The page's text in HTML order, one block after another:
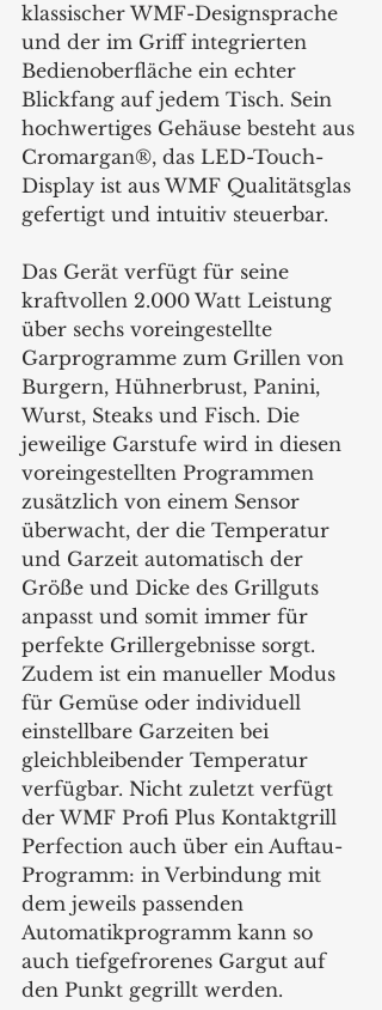
klassischer WMF-Designsprache
und der im Griff integrierten
Bedienoberfläche ein echter
Blickfang auf jedem Tisch. Sein
hochwertiges Gehäuse besteht aus
Cromargan®, das LED-Touch-
Display ist aus WMF Qualitätsglas
gefertigt und intuitiv steuerbar.
Das Gerät verfügt für seine
kraftvollen 2.000 Watt Leistung
über sechs voreingestellte
Garprogramme zum Grillen von
Burgern, Hühnerbrust, Panini,
Wurst, Steaks und Fisch. Die
jeweilige Garstufe wird in diesen
voreingestellten Programmen
zusätzlich von einem Sensor
überwacht, der die Temperatur
und Garzeit automatisch der
Größe und Dicke des Grillguts
anpasst und somit immer für
perfekte Grillergebnisse sorgt.
Zudem ist ein manueller Modus
für Gemüse oder individuell
einstellbare Garzeiten bei
gleichbleibender Temperatur
verfügbar. Nicht zuletzt verfügt
der WMF Profi Plus Kontaktgrill
Perfection auch über ein Auftau-
Programm: in Verbindung mit
dem jeweils passenden
Automatikprogramm kann so
auch tiefgefrorenes Gargut auf
den Punkt gegrillt werden.